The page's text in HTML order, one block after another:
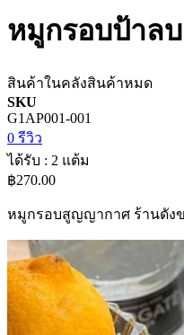
หมูกรอบป้าลบ
สินค้าในคลังสินค้าหมด
SKU
G1AP001-001
0 รีวิว
ได้รับ : 2 แต้ม
฿270.00
หมูกรอบสูญญากาศ ร้านดังข